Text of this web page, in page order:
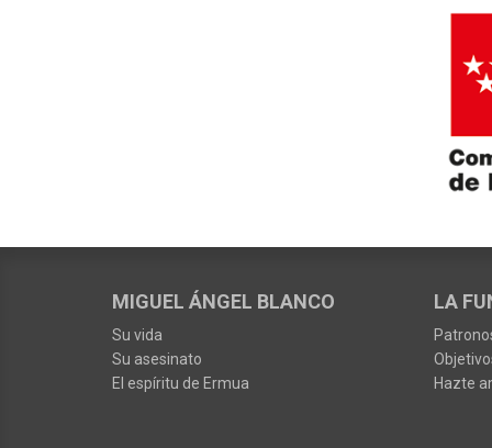
MIGUEL ÁNGEL BLANCO
Su vida
Su asesinato
El espíritu de Ermua
LA
Hazte